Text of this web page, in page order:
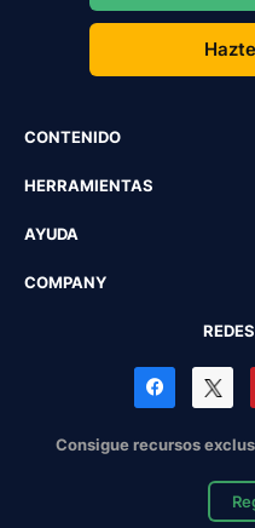
CONTENIDO
HERRAMIENTAS
AYUDA
COMPANY
Consigue recursos